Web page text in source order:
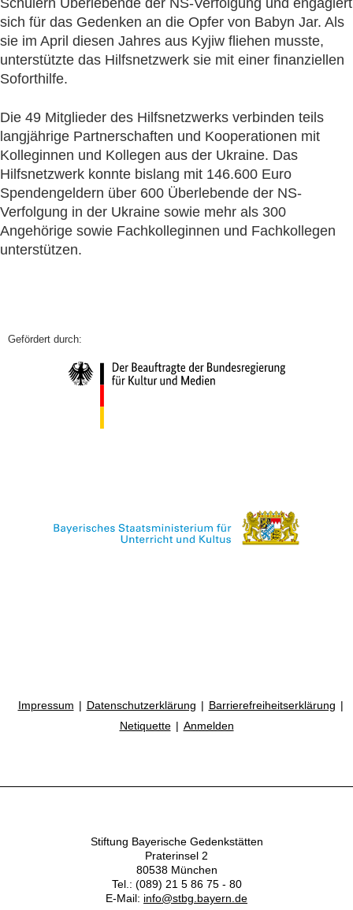
Schülern Überlebende der NS-Verfolgung und engagiert
sich für das Gedenken an die Opfer von Babyn Jar. Als
sie im April diesen Jahres aus Kyjiw fliehen musste,
unterstützte das Hilfsnetzwerk sie mit einer finanziellen
Soforthilfe.
Die 49 Mitglieder des Hilfsnetzwerks verbinden teils
langjährige Partnerschaften und Kooperationen mit
Kolleginnen und Kollegen aus der Ukraine. Das
Hilfsnetzwerk konnte bislang mit 146.600 Euro
Spendengeldern über 600 Überlebende der NS-
Verfolgung in der Ukraine sowie mehr als 300
Angehörige sowie Fachkolleginnen und Fachkollegen
unterstützen.
Impressum Datenschutzerklärung
Barrierefreiheitserklärung
Netiquette
Anmelden
Stiftung Bayerische Gedenkstätten
Praterinsel 2
80538 München
Tel.: (089) 21 5 86 75 - 80
E-Mail: info@stbg.bayern.de